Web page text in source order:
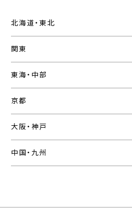
北海道・東北
関東
東海・中部
京都
大阪・神戸
中国・九州